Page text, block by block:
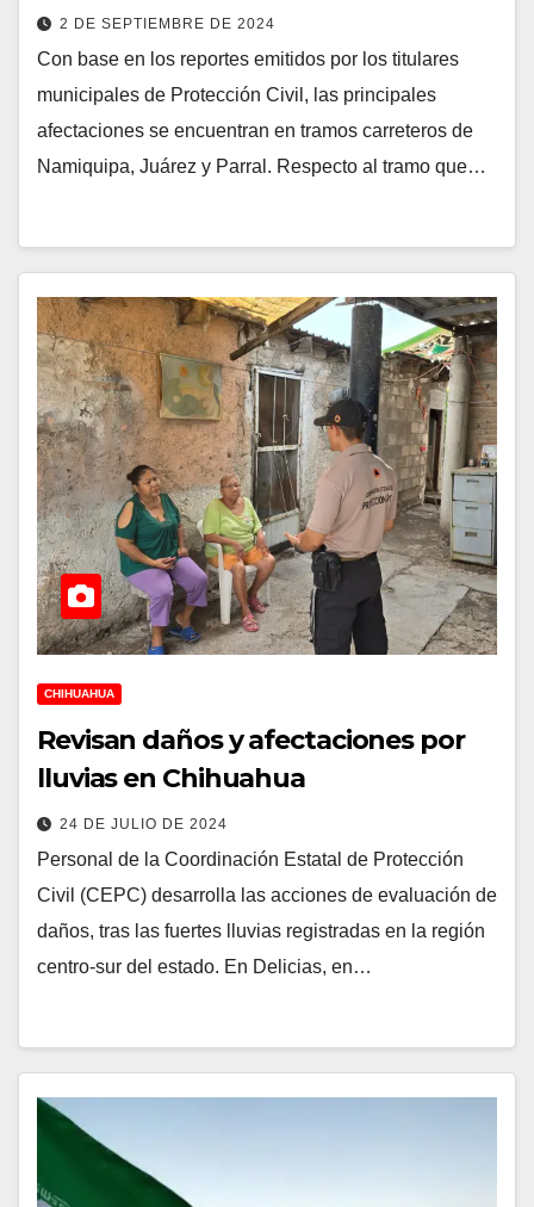
2 DE SEPTIEMBRE DE 2024
Con base en los reportes emitidos por los titulares
municipales de Protección Civil, las principales
afectaciones se encuentran en tramos carreteros de
Namiquipa, Juárez y Parral. Respecto al tramo que…
CHIHUAHUA
Revisan daños y afectaciones por
lluvias en Chihuahua
24 DE JULIO DE 2024
Personal de la Coordinación Estatal de Protección
Civil (CEPC) desarrolla las acciones de evaluación de
daños, tras las fuertes lluvias registradas en la región
centro-sur del estado. En Delicias, en…